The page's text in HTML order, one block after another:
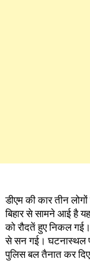
डीएम की कार तीन
बिहार से सामने आई है
को रौदतें हुए निकल
से सन गई। घटनास्थल
पुलिस बल तैनात कर